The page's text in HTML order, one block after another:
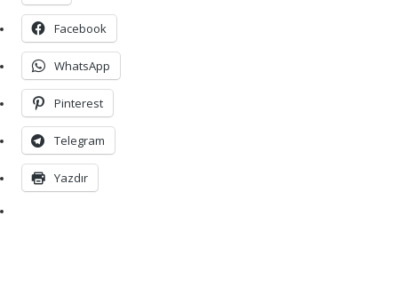
Facebook
WhatsApp
Pinterest
Telegram
Yazdır